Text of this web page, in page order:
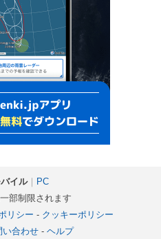
イル｜ PC
部制限されます
リシー - クッキーポリシー
い合わせ- ヘルプ